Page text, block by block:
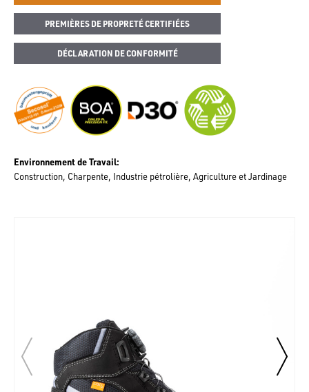
PREMIÈRES DE PROPRETÉ CERTIFIÉES
DÉCLARATION DE CONFORMITÉ
Environnement de Travail
Construction Charpente Industrie pétrolière Agriculture et Jardinage